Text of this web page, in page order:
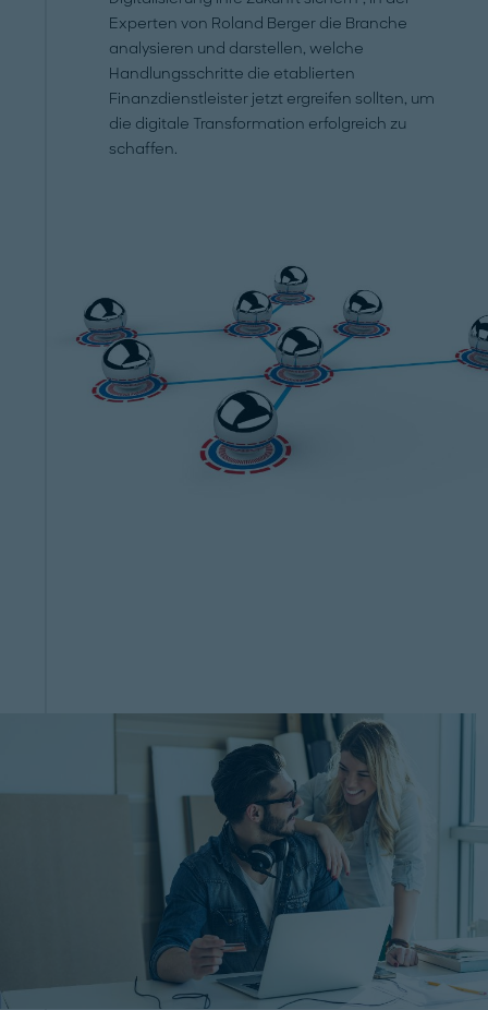
Experten von Roland Berger die Branche
analysieren und darstellen, welche
Handlungsschritte die etablierten
Finanzdienstleister jetzt ergreifen sollten, um
die digitale Transformation erfolgreich zu
schaffen.